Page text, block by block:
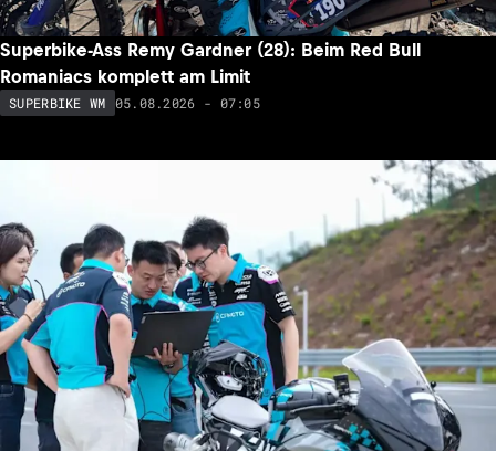
Superbike-Ass Remy Gardner (28): Beim Red Bull
Romaniacs komplett am Limit
SUPERBIKE WM 05.08.2026 - 07:05